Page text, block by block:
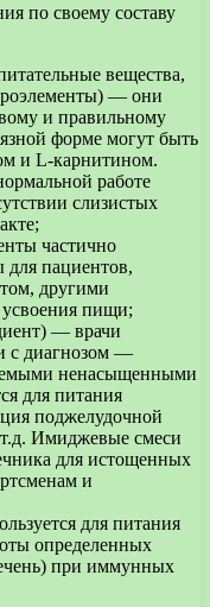
по своему составу
вещества,
— они
и правильному
форме могут быть
и L-карнитином.
работе
слизистых
частично
для пациентов,
другими
пищи;
— врачи
с диагнозом —
ненасыщенными
для питания
поджелудочной
Имиджевые смеси
для истощенных
и
для питания
определенных
при иммунных